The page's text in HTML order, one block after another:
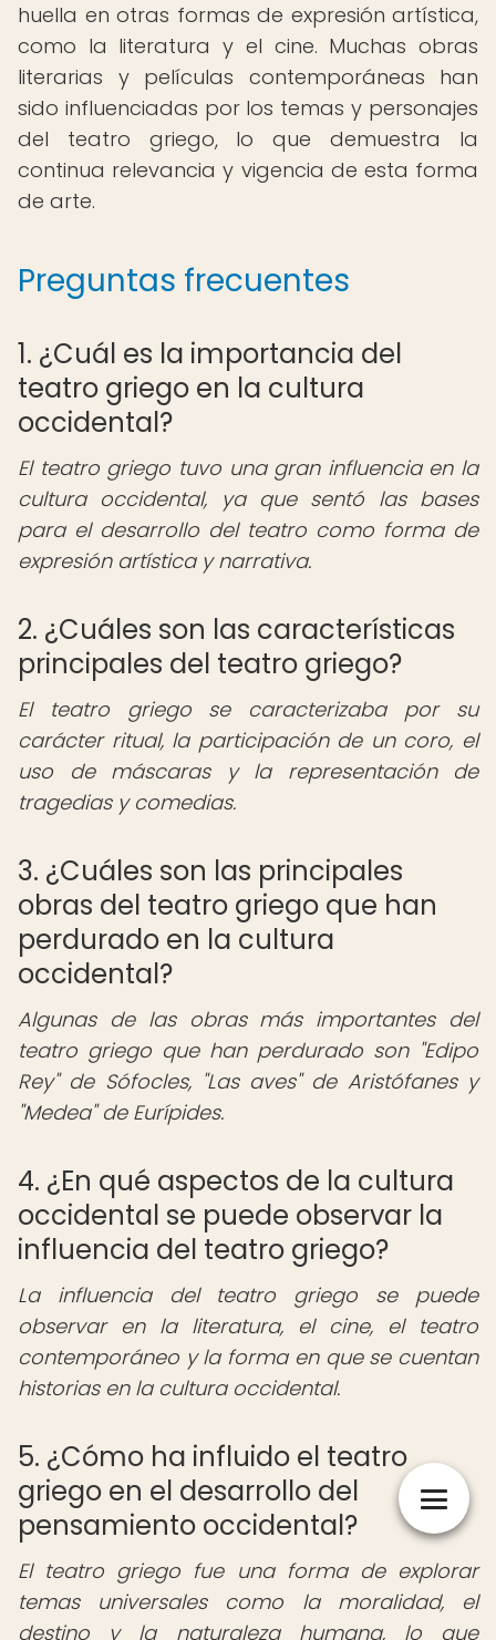
huella en otras formas de expresión artística,
como la literatura y el cine. Muchas obras
literarias y películas contemporáneas han
sido influenciadas por los temas y personajes
del teatro griego, lo que demuestra la
continua relevancia y vigencia de esta forma
de arte.
Preguntas frecuentes
1. ¿Cuál es la importancia del
teatro griego en la cultura
occidental?
El teatro griego tuvo una gran influencia en la
cultura occidental, ya que sentó las bases
para el desarrollo del teatro como forma de
expresión artística y narrativa.
2. ¿Cuáles son las características
principales del teatro griego?
El teatro griego se caracterizaba por su
carácter ritual, la participación de un coro, el
uso de máscaras y la representación de
tragedias y comedias.
3. ¿Cuáles son las principales
obras del teatro griego que han
perdurado en la cultura
occidental?
Algunas de las obras más importantes del
teatro griego que han perdurado son "Edipo
Rey" de Sófocles, "Las aves" de Aristófanes y
"Medea" de Eurípides.
4. ¿En qué aspectos de la cultura
occidental se puede observar la
influencia del teatro griego?
La influencia del teatro griego se puede
observar en la literatura, el cine, el teatro
contemporáneo y la forma en que se cuentan
historias en la cultura occidental.
5. ¿Cómo ha influido el teatro
griego en el desarrollo del
pensamiento occidental?
El teatro griego fue una forma de explorar
temas universales como la moralidad, el
destino y la naturaleza humana, lo que